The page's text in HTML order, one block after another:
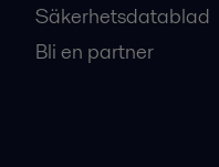
Säkerhetsdatablad
Bli en partner